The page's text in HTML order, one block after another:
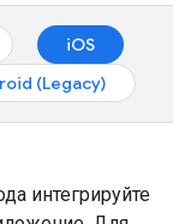
iOS
(Legacy)
интегрируйте